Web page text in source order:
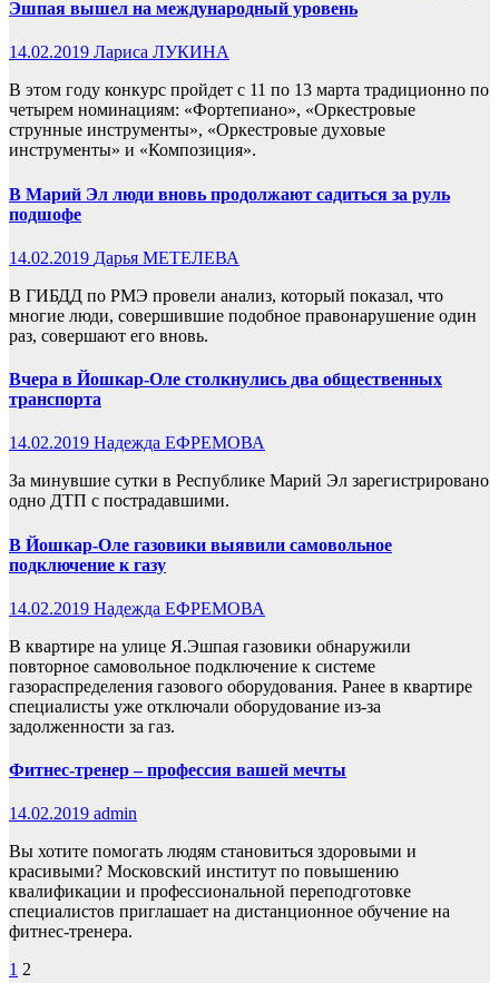
Эшпая вышел на международный уровень
14.02.2019 Лариса ЛУКИНА
В этом году конкурс пройдет с 11 по 13 марта традиционно по
четырем номинациям: «Фортепиано», «Оркестровые
струнные инструменты», «Оркестровые духовые
инструменты» и «Композиция».
В Марий Эл люди вновь продолжают садиться за руль
подшофе
14.02.2019 Дарья МЕТЕЛЕВА
В ГИБДД по РМЭ провели анализ, который показал, что
многие люди, совершившие подобное правонарушение один
раз, совершают его вновь.
Вчера в Йошкар-Оле столкнулись два общественных
транспорта
14.02.2019 Надежда ЕФРЕМОВА
За минувшие сутки в Республике Марий Эл зарегистрировано
одно ДТП с пострадавшими.
В Йошкар-Оле газовики выявили самовольное
подключение к газу
14.02.2019 Надежда ЕФРЕМОВА
В квартире на улице Я.Эшпая газовики обнаружили
повторное самовольное подключение к системе
газораспределения газового оборудования. Ранее в квартире
специалисты уже отключали оборудование из-за
задолженности за газ.
Фитнес-тренер – профессия вашей мечты
14.02.2019 admin
Вы хотите помогать людям становиться здоровыми и
красивыми? Московский институт по повышению
квалификации и профессиональной переподготовке
специалистов приглашает на дистанционное обучение на
фитнес-тренера.
Пагинация
1 2